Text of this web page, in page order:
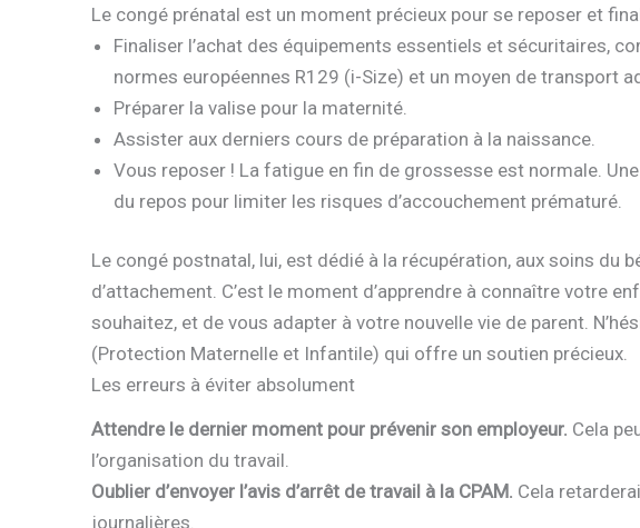
Le congé prénatal est un moment précieux pour se reposer et
Finaliser l’achat des équipements essentiels et sécuritaires,
normes européennes R129 (i-Size) et un moyen de transport
Préparer la valise pour la maternité.
Assister aux derniers cours de préparation à la naissance.
Vous reposer ! La fatigue en fin de grossesse est normale. Une
du repos pour limiter les risques d’accouchement prématuré.
Le congé postnatal, lui, est dédié à la récupération, aux soins du
d’attachement. C’est le moment d’apprendre à connaître votre
souhaitez, et de vous adapter à votre nouvelle vie de parent.
(Protection Maternelle et Infantile) qui offre un soutien précieux.
Les erreurs à éviter absolument
Attendre le dernier moment pour prévenir son employeur. Cela
l’organisation du travail.
Oublier d’envoyer l’avis d’arrêt de travail à la CPAM. Cela
journalières.